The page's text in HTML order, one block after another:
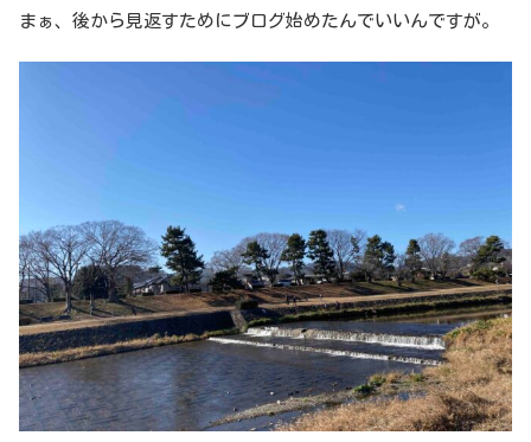
まぁ、後から見返すためにブログ始めたんでいいんですが。